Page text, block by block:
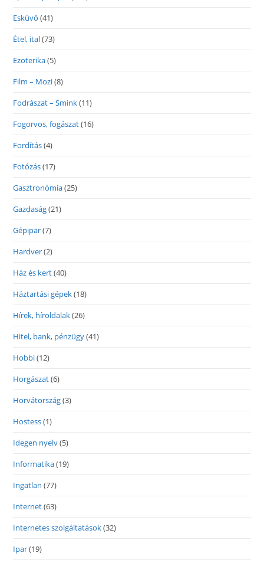
Esküvő (41)
Étel, ital(73)
Ezoterika(5)
Film – Mozi(8)
Fodrászat – Smink(11)
Fogorvos, fogászat(16)
Fordítás(4)
Fotózás(17)
Gasztronómia(25)
Gazdaság(21)
Gépipar(7)
Hardver(2)
Ház és kert(40)
Háztartási gépek(18)
Hírek, híroldalak(26)
Hitel, bank, pénzügy(41)
Hobbi(12)
Horgászat(6)
Horvátország(3)
Hostess(1)
Idegen nyelv(5)
Informatika(19)
Ingatlan (77)
Internet(63)
Internetes szolgáltatások(32)
Ipar(19)